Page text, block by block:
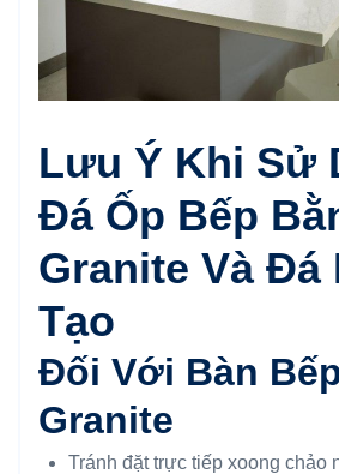
Lưu Ý Khi Sử
Đá Ốp Bếp
Granite Và Đá
Tạo
Đối Với Bàn
Granite
Tránh đặt trực tiếp xoong chảo